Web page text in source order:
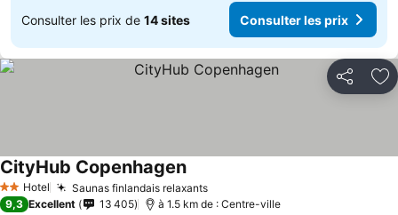
Consulter les prix de 14 sites Consulter les prix
Partager
2 Étoiles
Hotel Saunas finlandais relaxants
CityHub Copenhagen
9,3 Excellent 13 405 à 1.5 km de : Centre-ville